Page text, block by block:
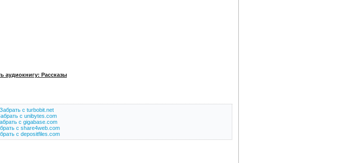
аудиокнигу: Рассказы
Забрать с turbobit.net
с unibytes.com
с gigabase.com
с share4web.com
с depositfiles.com